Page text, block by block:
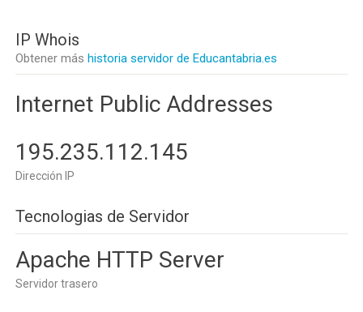
IP Whois
Obtener más historia servidor de Educantabria.es
Internet Public Addresses
195.235.112.145
Dirección IP
Tecnologias de Servidor
Apache HTTP Server
Servidor trasero